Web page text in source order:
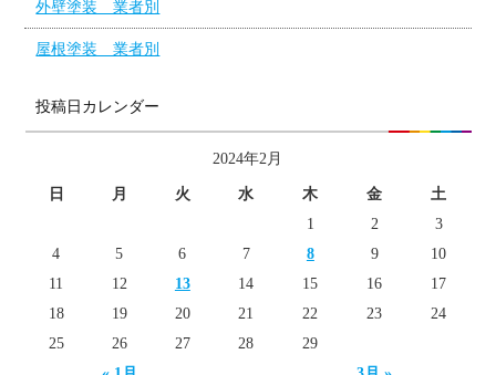
外壁塗装 業者別
屋根塗装 業者別
投稿日カレンダー
2024年2月
日 月 火 水 木 金 土
1 2
3
4
5 6 7 8 9
10
11
12 13 14 15 16
17
18
19 20 21 22 23
24
25
26 27 28 29